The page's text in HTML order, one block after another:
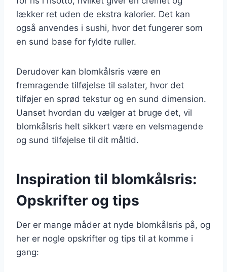
lækker ret uden de ekstra kalorier. Det kan
også anvendes i sushi, hvor det fungerer som
en sund base for fyldte ruller.
Derudover kan blomkålsris være en
fremragende tilføjelse til salater, hvor det
tilføjer en sprød tekstur og en sund dimension.
Uanset hvordan du vælger at bruge det, vil
blomkålsris helt sikkert være en velsmagende
og sund tilføjelse til dit måltid.
Inspiration til blomkålsris:
Opskrifter og tips
Der er mange måder at nyde blomkålsris på, og
her er nogle opskrifter og tips til at komme i
gang: